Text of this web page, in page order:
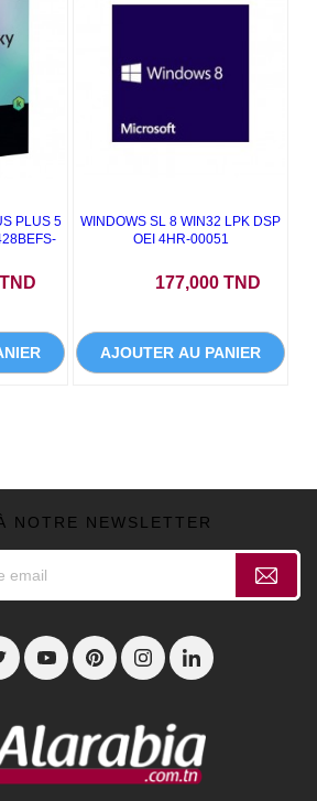
PLUS 5
WINDOWS SL 8 WIN32 LPK DSP
OEI 4HR-00051
177,000 TND
AJOUTER AU PANIER
NOTRE NEWSLETTER